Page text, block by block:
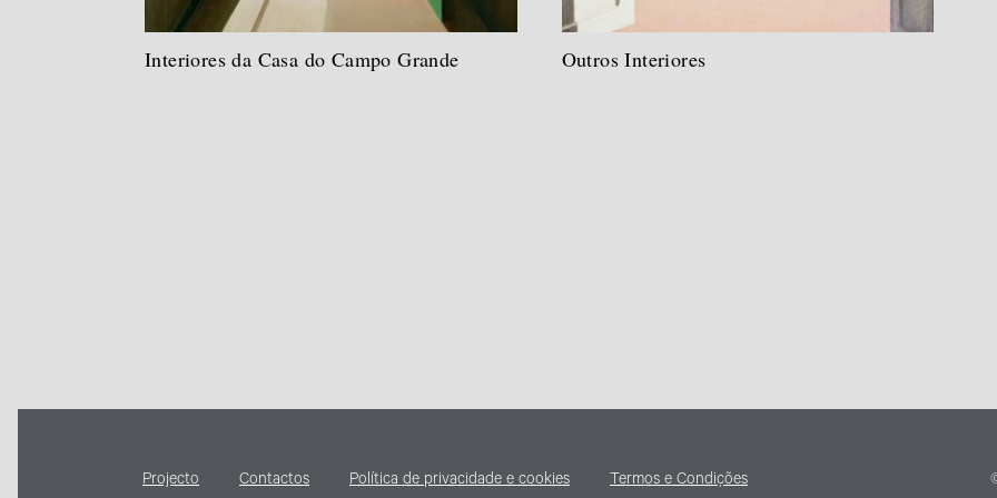
Interiores da Casa do Campo Grande Outros Interiores
Projecto Contactos Política de privacidade e cookies Termos e Condições